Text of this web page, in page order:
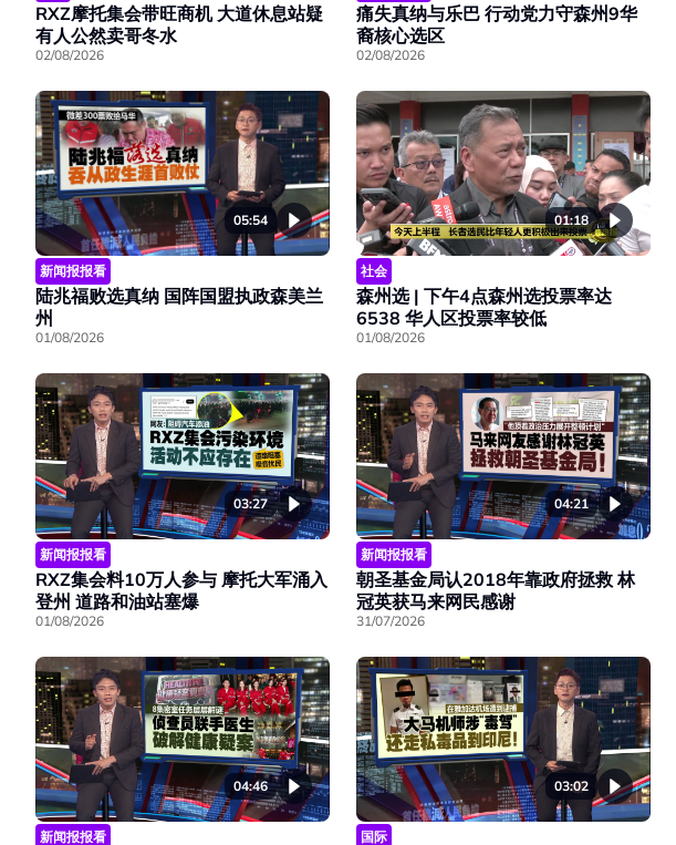
RXZ摩托集会带旺商机 大道休息站疑
有人公然卖哥冬水
02/08/2026
痛失真纳与乐巴 行动党力守森州9华
裔核心选区
02/08/2026
05:54
新闻报报看
陆兆福败选真纳 国阵国盟执政森美兰
州
01/08/2026
01:18
社会
森州选 | 下午4点森州选投票率达
6538 华人区投票率较低
01/08/2026
03:27
新闻报报看
RXZ集会料10万人参与 摩托大军涌入
登州 道路和油站塞爆
01/08/2026
04:21
新闻报报看
朝圣基金局认2018年靠政府拯救 林
冠英获马来网民感谢
31/07/2026
04:46
新闻报报看
03:02
国际